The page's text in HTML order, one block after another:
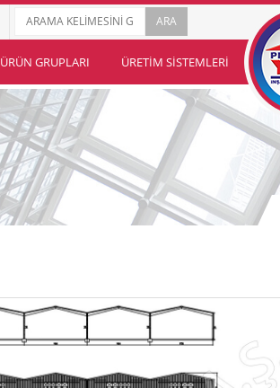
ÜRÜN GRUPLARI ÜRETIM SISTEMLERI